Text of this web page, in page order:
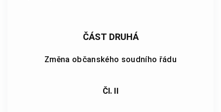
ČÁST DRUHÁ
Změna občanského soudního řádu
Čl. II